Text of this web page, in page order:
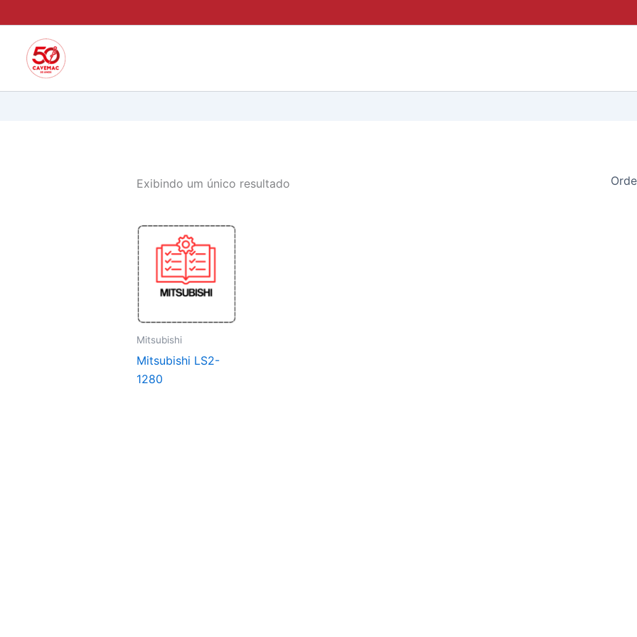
para
conteúdo
Exibindo um único resultado
Mitsubishi
Mitsubishi LS2-
1280